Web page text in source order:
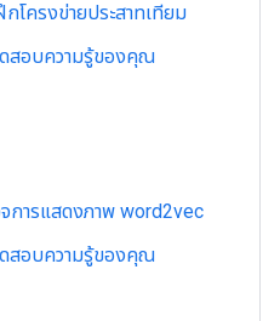
โครงข่ายประสาทเทียม
สอบความรู้ของคุณ
การแสดงภาพ word2vec
สอบความรู้ของคุณ